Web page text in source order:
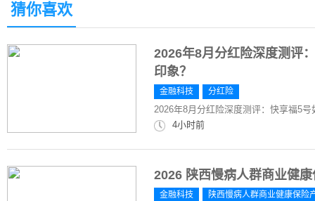
猜你喜欢
2026年8月分红险深度测评
印象？
金融科技 分红险
2026年8月分红险深度测评：快享福5
4小时前
2026 陕西慢病人群商业健
金融科技 陕西慢病人群商业健康保险